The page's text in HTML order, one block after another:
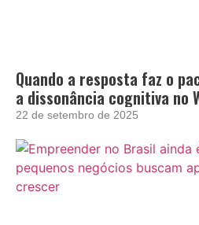
Quando a resposta faz o
a dissonância cognitiva no
22 de setembro de 2025